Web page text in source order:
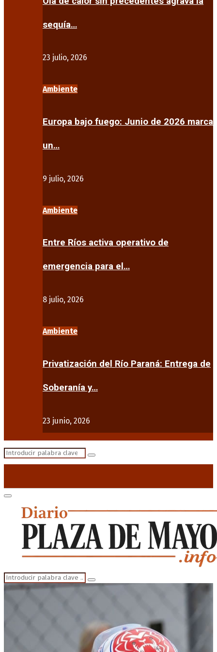
sequía…
23 julio, 2026
Ambiente
Europa bajo fuego: Junio de 2026 marca
un…
9 julio, 2026
Ambiente
Entre Ríos activa operativo de
emergencia para el…
8 julio, 2026
Ambiente
Privatización del Río Paraná: Entrega de
Soberanía y…
23 junio, 2026
Search
Search
Primary
Menu
Search
for:
Search